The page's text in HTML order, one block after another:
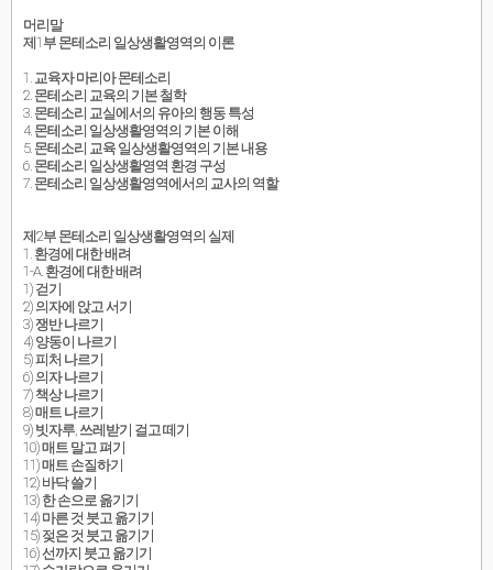
머리말
제1부 몬테소리 일상생활영역의 이론
1. 교육자 마리아 몬테소리
2. 몬테소리 교육의 기본 철학
3. 몬테소리 교실에서의 유아의 행동 특성
4. 몬테소리 일상생활영역의 기본 이해
5. 몬테소리 교육 일상생활영역의 기본 내용
6. 몬테소리 일상생활영역 환경 구성
7. 몬테소리 일상생활영역에서의 교사의 역할
제2부 몬테소리 일상생활영역의 실제
1. 환경에 대한 배려
1-A. 환경에 대한 배려
1) 걷기
2) 의자에 앉고 서기
3) 쟁반 나르기
4) 양동이 나르기
5) 피처 나르기
6) 의자 나르기
7) 책상 나르기
8) 매트 나르기
9) 빗자루, 쓰레받기 걸고 떼기
10) 매트 말고 펴기
11) 매트 손질하기
12) 바닥 쓸기
13) 한 손으로 옮기기
14) 마른 것 붓고 옮기기
15) 젖은 것 붓고 옮기기
16) 선까지 붓고 옮기기